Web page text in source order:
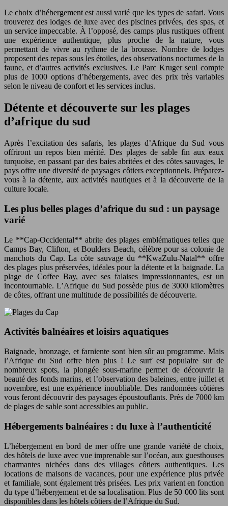
Le choix d’hébergement est aussi varié que les types de safari. Vous
trouverez des lodges de luxe avec des piscines privées, des spas, et
un service impeccable. À l’opposé, des camps plus rustiques offrent
une expérience authentique, plus proche de la nature, vous
permettant de vivre au rythme de la brousse. Nombre de lodges
proposent des repas sous les étoiles, des observations nocturnes de la
faune, et d’autres activités exclusives. Le Parc Kruger seul compte
plus de 1000 options d’hébergements, avec des prix très variables
selon le niveau de confort et les services inclus.
Détente et découverte sur les plages
d’afrique du sud
Après l’excitation des safaris, les plages d’Afrique du Sud vous
offriront un repos bien mérité. Des plages de sable fin aux eaux
turquoise, en passant par des baies abritées et des côtes sauvages, le
pays offre une diversité de paysages côtiers exceptionnels. Préparez-
vous à la détente, aux activités nautiques et à la découverte de la
culture locale.
Les plus belles plages d’afrique du sud : un paysage
varié
Le **Cap-Occidental** abrite des plages emblématiques telles que
Camps Bay, Clifton, et Boulders Beach, célèbre pour sa colonie de
manchots du Cap. La côte sauvage du **KwaZulu-Natal** offre
des plages plus préservées, idéales pour la détente et la baignade. La
plage de Coffee Bay, avec ses falaises impressionnantes, est un
incontournable. L’Afrique du Sud possède plus de 3000 kilomètres
de côtes, offrant une multitude de possibilités de découverte.
Activités balnéaires et loisirs aquatiques
Baignade, bronzage, et farniente sont bien sûr au programme. Mais
l’Afrique du Sud offre bien plus ! Le surf est populaire sur de
nombreux spots, la plongée sous-marine permet de découvrir la
beauté des fonds marins, et l’observation des baleines, entre juillet et
novembre, est une expérience inoubliable. Des randonnées côtières
vous feront découvrir des paysages époustouflants. Près de 7000 km
de plages de sable sont accessibles au public.
Hébergements balnéaires : du luxe à l’authenticité
L’hébergement en bord de mer offre une grande variété de choix,
des hôtels de luxe avec vue imprenable sur l’océan, aux guesthouses
charmantes nichées dans des villages côtiers authentiques. Les
locations de maisons de vacances, pour une expérience plus privée
et familiale, sont également très prisées. Les prix varient en fonction
du type d’hébergement et de sa localisation. Plus de 50 000 lits sont
disponibles dans les hôtels côtiers de l’Afrique du Sud.